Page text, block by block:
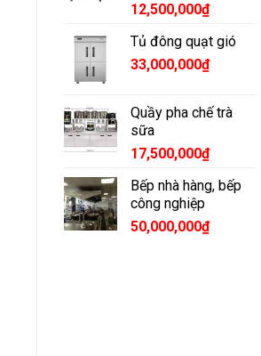
12,500,000₫
Tủ đông quạt gió
33,000,000₫
Quầy pha chế trà
sữa
17,500,000₫
Bếp nhà hàng, bếp
công nghiệp
50,000,000₫